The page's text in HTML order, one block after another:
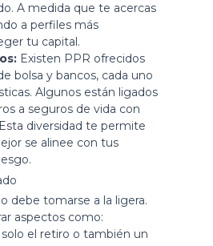
A medida que te acercas
a perfiles más
tu capital.
Existen PPR ofrecidos
bolsa y bancos, cada uno
Algunos están ligados
a seguros de vida con
diversidad te permite
se alinee con tus
debe tomarse a la ligera.
aspectos como:
solo el retiro o también un